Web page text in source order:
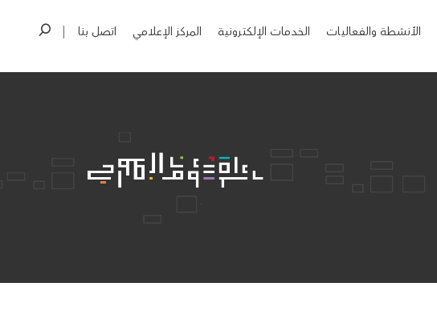
الأنشطة والفعاليات الخدمات الإلكترونية المركز الإعلامي اتصل بنا